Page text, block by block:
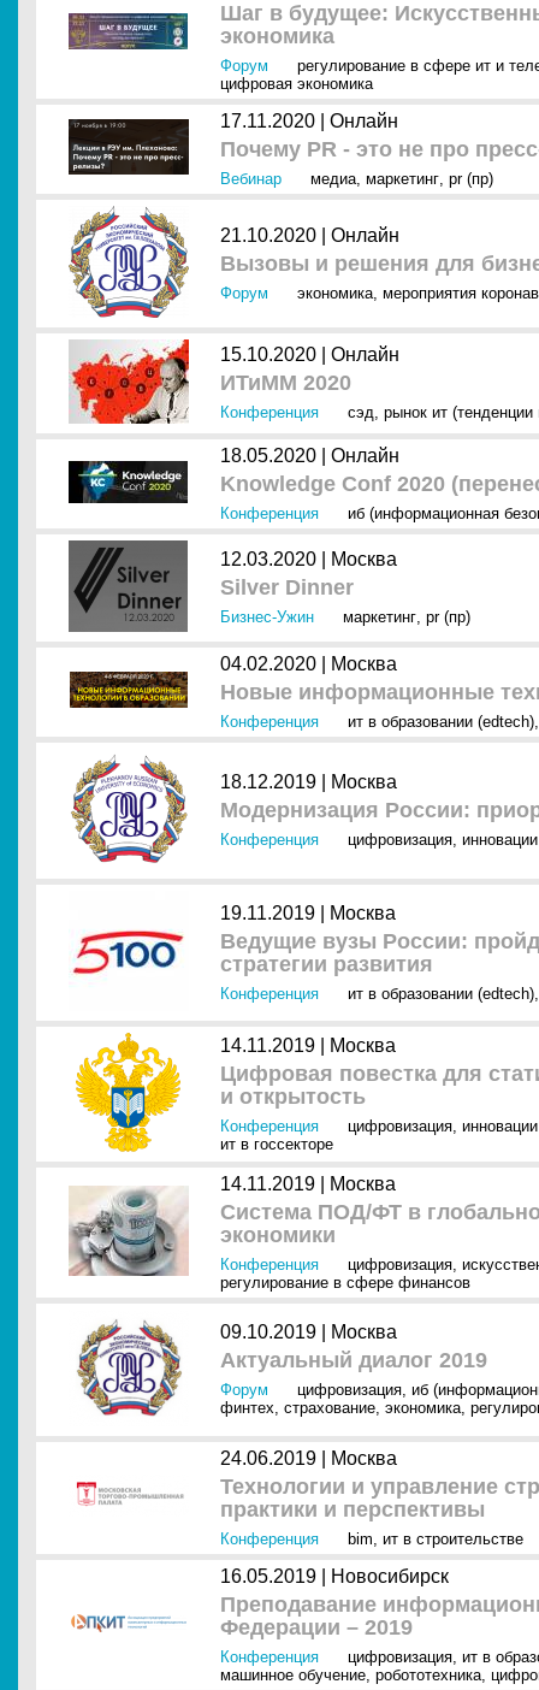
Шаг в будущее:
экономика
Форум
регулирование в сфере ит и
цифровая экономика
17.11.2020 | Онлайн
Почему PR - это не про
Вебинар медиа, маркетинг, pr (пр)
21.10.2020 | Онлайн
Вызовы и решения для
Форум экономика, мероприятия
15.10.2020 | Онлайн
ИТиММ 2020
Конференция сэд, рынок ит (тенденции
18.05.2020 | Онлайн
Knowledge Conf 2020
Конференция иб (информационная
12.03.2020 | Москва
Silver Dinner
Бизнес-Ужин маркетинг, pr (пр)
04.02.2020 | Москва
Новые информационные
Конференция ит в образовании (edtech)
18.12.2019 | Москва
Модернизация России:
Конференция цифровизация, инновации
19.11.2019 | Москва
Ведущие вузы России:
стратегии развития
Конференция ит в образовании (edtech)
14.11.2019 | Москва
Цифровая повестка для
и открытость
Конференция цифровизация, инновации
ит в госсекторе
14.11.2019 | Москва
Система ПОД/ФТ в
экономики
Конференция цифровизация,
регулирование в сфере финансов
09.10.2019 | Москва
Актуальный диалог 2019
Форум цифровизация, иб
финтех, страхование, экономика,
24.06.2019 | Москва
Технологии и управление
практики и перспективы
Конференция bim, ит в строительстве
16.05.2019 | Новосибирск
Преподавание
Федерации – 2019
Конференция цифровизация, ит в
машинное обучение, робототехника,